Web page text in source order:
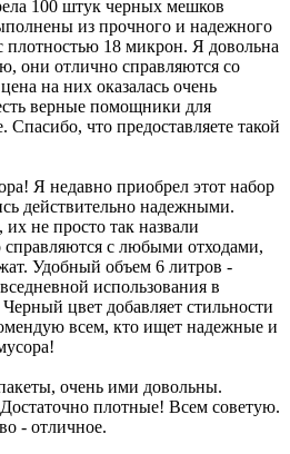
100 штук черных мешков
из прочного и надежного
плотностью 18 микрон. Я довольна
они отлично справляются со
на них оказалась очень
верные помощники для
что предоставляете такой
Я недавно приобрел этот набор
действительно надежными.
не просто так назвали
с любыми отходами,
Удобный объем 6 литров -
использования в
цвет добавляет стильности
всем, кто ищет надежные и
очень ими довольны.
плотные! Всем советую.
- отличное.